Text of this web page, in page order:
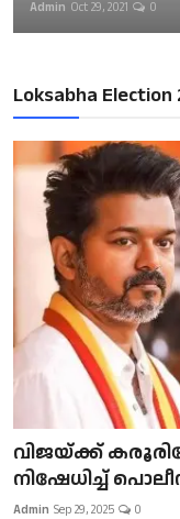
Admin Oct 29, 2021 0
Loksabha Election
വിജയ്ക്ക്
നിഷേധിച്ച്
Admin Sep 29, 2025 0